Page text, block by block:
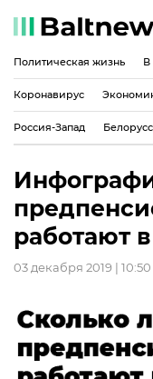
Политическая жизнь В
Коронавирус
Россия-Запад
работают
03 декабря 2019 | 10:50